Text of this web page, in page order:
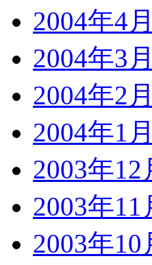
2004年4月
2004年3月
2004年2月
2004年1月
2003年12
2003年11
2003年10